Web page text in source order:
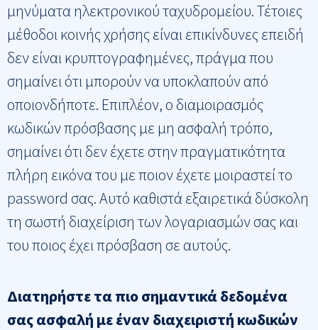
μηνύματα ηλεκτρονικού ταχυδρομείου. Τέτοιες
μέθοδοι κοινής χρήσης είναι επικίνδυνες επειδή
δεν είναι κρυπτογραφημένες, πράγμα που
σημαίνει ότι μπορούν να υποκλαπούν από
οποιονδήποτε. Επιπλέον, ο διαμοιρασμός
κωδικών πρόσβασης με μη ασφαλή τρόπο,
σημαίνει ότι δεν έχετε στην πραγματικότητα
πλήρη εικόνα του με ποιον έχετε μοιραστεί το
password σας. Αυτό καθιστά εξαιρετικά δύσκολη
τη σωστή διαχείριση των λογαριασμών σας και
του ποιος έχει πρόσβαση σε αυτούς.
Διατηρήστε τα πιο σημαντικά δεδομένα
σας ασφαλή με έναν διαχειριστή κωδικών